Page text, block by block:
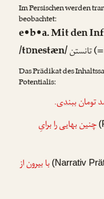
Im Persischen werden
beobachtet:
e•b•a. Mit den
/tɒnestæn/تانستن
Das Prädikat des
Potentialis:
تومانببندی.
چنین بهایی را برایِ
(Narrativ با بیرون از